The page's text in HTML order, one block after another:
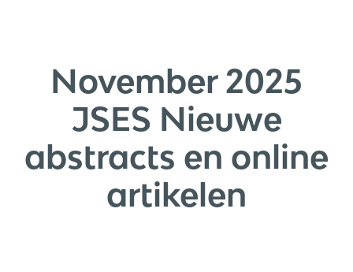
November 2025
JSES Nieuwe
abstracts en online
artikelen